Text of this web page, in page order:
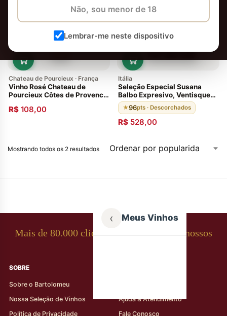
Não, sou menor de 18
Lembrar-me neste dispositivo
Chateau de Pourcieux · França
Vinho Rosé Chateau de
Pourcieux Côtes de Provence
R$ 108,00
Itália
Seleção Especial Susana
Balbo Expresivo, Ventisquero
Grey Carmenére e
Santagostino
★96pts · Descorchados
R$ 528,00
Mostrando todos os 2 resultados
‹ Meus Vinhos
Mais de 80.000 clientes apaixonados por nossos
SOBRE
Sobre o Bartolomeu
Nossa Seleção de Vinhos
Política de Privacidade
Ajuda & Atendimento
Fale Conosco